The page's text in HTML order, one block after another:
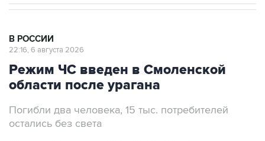
В РОССИИ
22:16, 6 августа 2026
Режим ЧС введен в Смоленской
области после урагана
Погибли два человека, 15 тыс. потребителей
остались без света